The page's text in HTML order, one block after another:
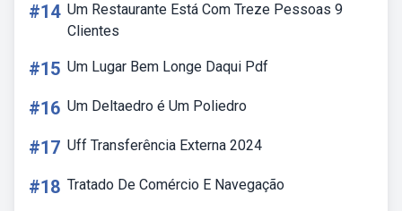
#14 Um Restaurante Está Com Treze Pessoas 9
Clientes
#15 Um Lugar Bem Longe Daqui Pdf
#16 Um Deltaedro é Um Poliedro
#17 Uff Transferência Externa 2024
#18 Tratado De Comércio E Navegação